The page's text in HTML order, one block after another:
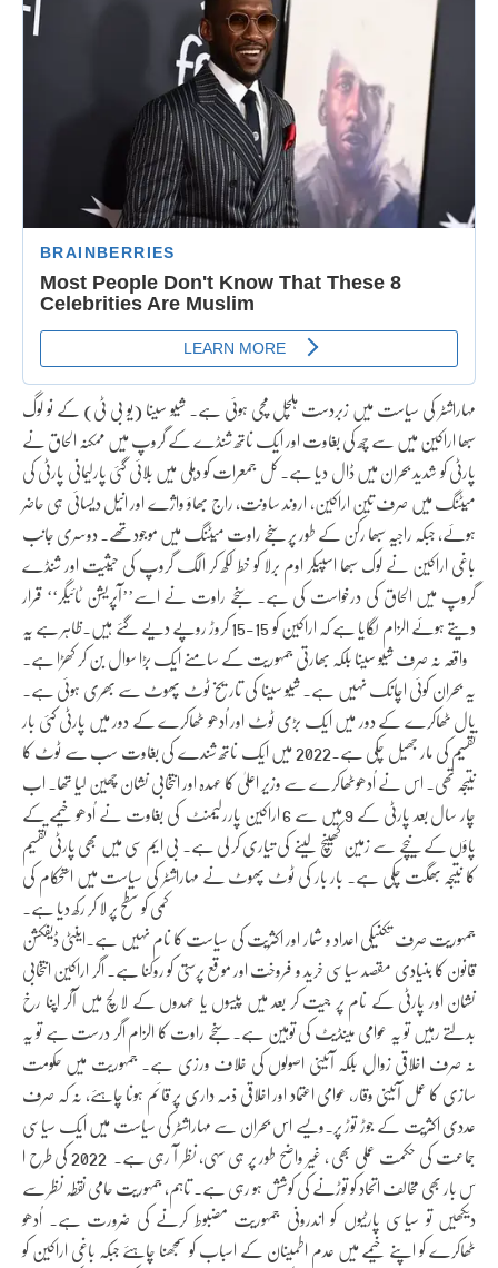
مہاراشٹر کی سیاست میں زبردست ہلچل مچی ہوئی ہے۔ شیو سینا (یو بی ٹی) کے نو لوگ
سبھا اراکین میں سے چھ کی بغاوت اور ایک ناتھ شنڈے کے گروپ میں ممکنہ الحاق نے
پارٹی کو شدید بحران میں ڈال دیا ہے۔ کل جمعرات کو دہلی میں بلائی گئی پارلیمانی پارٹی کی
میٹنگ میں صرف تین اراکین، اروند ساونت، راج بھاؤ واژے اور انیل دیسائی ہی حاضر
ہوئے، جبکہ راجیہ سبھا رکن کے طور پر سنجے راوت میٹنگ میں موجودتھے۔ دوسری جانب
باغی اراکین نے لوک سبھا اسپیکر اوم برلا کو خط لکھ کر الگ گروپ کی حیثیت اور شنڈے
گروپ میں الحاق کی درخواست کی ہے۔ سنجے راوت نے اسے’’آپریشن ٹائیگر‘‘ قرار
دیتے ہوئے الزام لگایا ہے کہ اراکین کو 15-15 کروڑ روپے دیے گئے ہیں۔ظاہر ہے یہ
واقعہ نہ صرف شیو سینا بلکہ بھارتی جمہوریت کے سامنے ایک بڑا سوال بن کر کھڑا ہے۔
یہ بحران کوئی اچانک نہیں ہے۔ شیو سینا کی تاریخ ٹوٹ پھوٹ سے بھری ہوئی ہے۔
بال ٹھاکرے کے دور میں ایک بڑی ٹوٹ اور اُدھو ٹھاکرے کے دور میں پارٹی کئی بار
تقسیم کی مار جھیل چکی ہے۔2022 میں ایک ناتھ شندے کی بغاوت سب سے ٹوٹ کا
نتیجہ تھی۔ اس نے اُدھوٹھاکرے سے وزیر اعلیٰ کا عہدہ اور انتخابی نشان چھین لیا تھا۔ اب
چار سال بعد پارٹی کے 9 میں سے 6 اراکین پاررلیمنٹ کی بغاوت نے اُدھو خیمے کے
پاؤں کے نیچے سے زمین کھینچ لینے کی تیاری کر لی ہے۔ بی ایم سی میں بھی پارٹی تقسیم
کا نتیجہ بھگت چکی ہے۔ بار بار کی ٹوٹ پھوٹ نے مہاراشٹر کی سیاست میں استحکام کی
کمی کو سطح پر لا کر رکھ دیا ہے۔
جمہوریت صرف تکنیکی اعداد و شمار اور اکثریت کی سیاست کا نام نہیں ہے۔اینٹی ڈیفکشن
قانون کا بنیادی مقصد سیاسی خرید و فروخت اور موقع پرستی کو روکنا ہے۔ اگر اراکین انتخابی
نشان اور پارٹی کے نام پر جیت کر بعد میں پیسوں یا عہدوں کے لالچ میں آکر اپنا رخ
بدلتے رہیں تو یہ عوامی مینڈیٹ کی توہین ہے۔ سنجے راوت کا الزام اگر درست ہے تو یہ
نہ صرف اخلاقی زوال بلکہ آئینی اصولوں کی خلاف ورزی ہے۔ جمہوریت میں حکومت
سازی کا عمل آئینی وقار، عوامی اعتماد اور اخلاقی ذمہ داری پر قائم ہونا چاہئے، نہ کہ صرف
عددی اکثریت کے جوڑ توڑ پر۔ویسے اس بحران سے مہاراشٹر کی سیاست میں ایک سیاسی
جماعت کی حکمت عملی بھی ، غیر واضح طور پر ہی سہی، نظر آ رہی ہے۔ 2022 کی طرح ا
س بار بھی مخالف اتحاد کو توڑنے کی کوشش ہو رہی ہے۔ تاہم، جمہوریت حامی نقطہ نظر سے
دیکھیں تو سیاسی پارٹیوں کو اندرونی جمہوریت مضبوط کرنے کی ضرورت ہے۔ اُدھو
ٹھاکرے کو اپنے خیمے میں عدم اطمینان کے اسباب کو سمجھنا چاہئے جبکہ باغی اراکین کو